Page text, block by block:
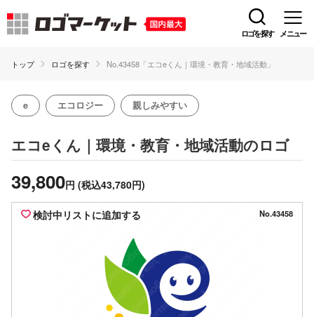
ロゴを探す メニュー
トップ ロゴを探す No.43458「エコeくん｜環境・教育・地域活動」
e エコロジー 親しみやすい
エコeくん｜環境・教育・地域活動のロゴ
39,800円 (税込43,780円)
検討中リストに追加する No.43458